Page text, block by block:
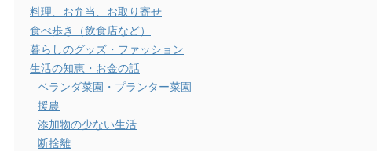
料理、お弁当、お取り寄せ
食べ歩き（飲食店など）
暮らしのグッズ・ファッション
生活の知恵・お金の話
ベランダ菜園・プランター菜園
援農
添加物の少ない生活
断捨離